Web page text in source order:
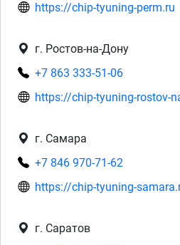
https://chip-tyuning-perm.ru
г. Ростов-на-Дону
+7 863 333-51-06
https://chip-tyuning-rostov-
г. Самара
+7 846 970-71-62
https://chip-tyuning-
г. Саратов